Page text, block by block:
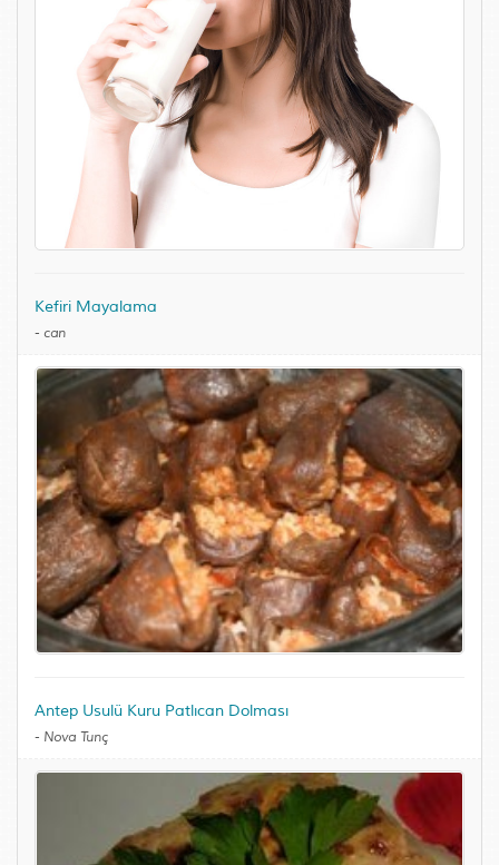
Kefiri Mayalama
- can
Antep Usulü Kuru Patlıcan Dolması
- Nova Tunç